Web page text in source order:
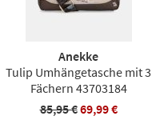
Anekke
Tulip Umhängetasche mit 3
Fächern 43703184
85,95 €69,99 €